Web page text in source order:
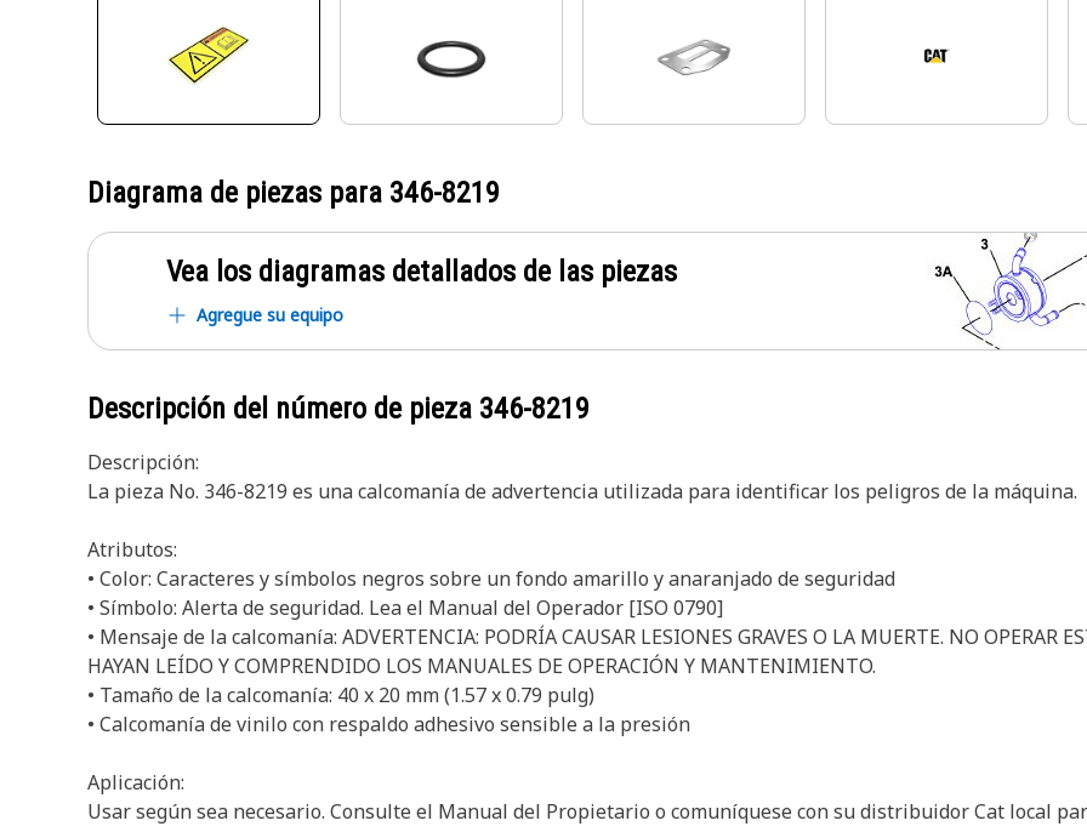
universal
Diagrama de piezas para 346-8219
Vea los diagramas detallados de las piezas
Agregue su equipo
Descripción del número de pieza 346-8219
Descripción:
La pieza No. 346-8219 es una calcomanía de advertencia utilizada para identificar los peligros de la máquina.
Atributos:
• Color: Caracteres y símbolos negros sobre un fondo amarillo y anaranjado de seguridad
• Símbolo: Alerta de seguridad. Lea el Manual del Operador [ISO 0790]
• Mensaje de la calcomanía: ADVERTENCIA: PODRÍA CAUSAR LESIONES GRAVES O LA MUERTE. NO OPERAR
HAYAN LEÍDO Y COMPRENDIDO LOS MANUALES DE OPERACIÓN Y MANTENIMIENTO.
• Tamaño de la calcomanía: 40 x 20 mm (1.57 x 0.79 pulg)
• Calcomanía de vinilo con respaldo adhesivo sensible a la presión
Aplicación:
Usar según sea necesario. Consulte el Manual del Propietario o comuníquese con su distribuidor Cat local